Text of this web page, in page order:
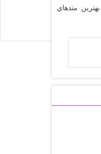
متدهاي